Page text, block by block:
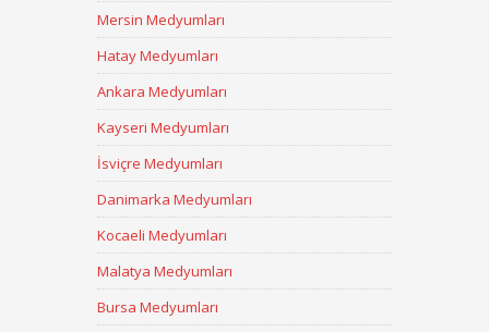
Mersin Medyumları
Hatay Medyumları
Ankara Medyumları
Kayseri Medyumları
İsviçre Medyumları
Danimarka Medyumları
Kocaeli Medyumları
Malatya Medyumları
Bursa Medyumları